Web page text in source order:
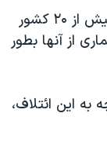
ایالات متحده پیشتر اعلام کرده است که بیش از ۲۰ کشور
از آنها بطور
به این ائتلاف،